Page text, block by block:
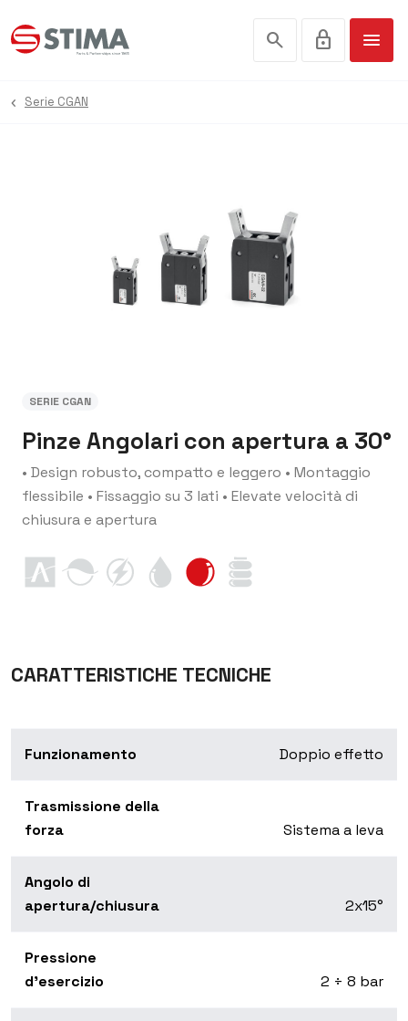
search lock menu
Serie CGAN
SERIE CGAN
Pinze Angolari con apertura a 30°
• Design robusto, compatto e leggero • Montaggio
flessibile • Fissaggio su 3 lati • Elevate velocità di
chiusura e apertura
CARATTERISTICHE TECNICHE
Funzionamento Doppio effetto
Trasmissione della
forza
Sistema a leva
Angolo di
apertura/chiusura
2x15°
Pressione
d’esercizio
2 ÷ 8 bar